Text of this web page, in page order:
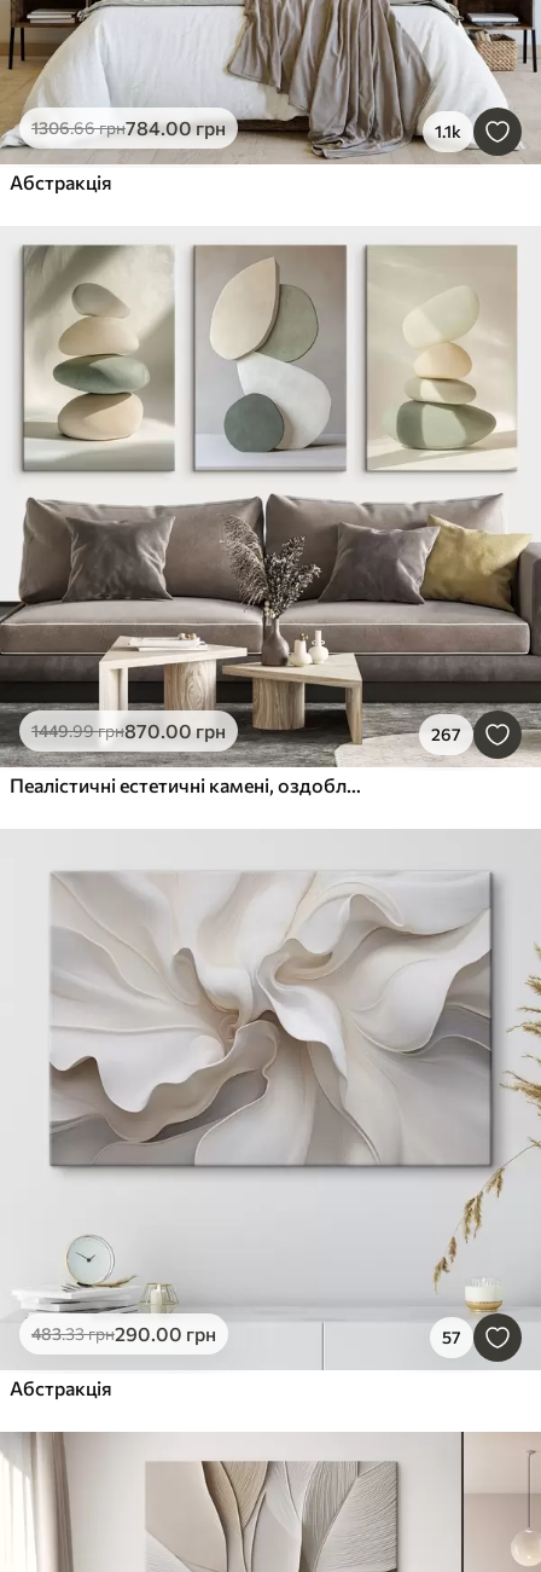
1306.66грн784.00грн 1.1k
Абстракція
1449.99грн870.00 грн 267
Пеалістичні естетичні камені, оздоблення будинку, природне освітлення
483.33грн290.00 грн 57
Абстракція